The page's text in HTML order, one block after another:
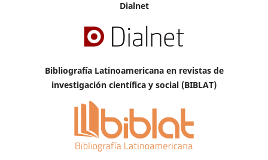
Dialnet
Bibliografía Latinoamericana en revistas de
investigación científica y social (BIBLAT)